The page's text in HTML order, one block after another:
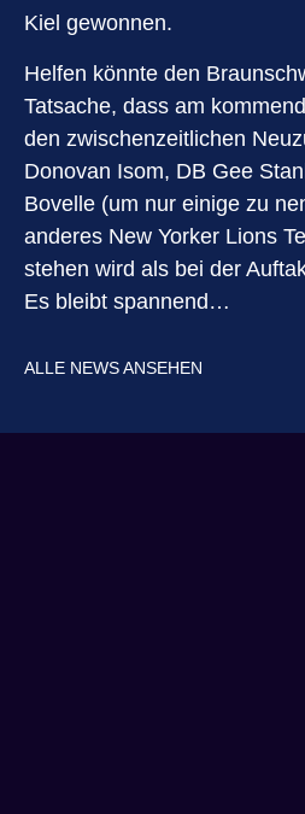
Kiel gewonnen.
Helfen könnte den
Tatsache, dass am
den zwischenzeitlichen
Donovan Isom, DB Gee
Bovelle (um nur einige zu
anderes New Yorker Lions
stehen wird als bei der
Es bleibt spannend…
ALLE NEWS ANSEHEN